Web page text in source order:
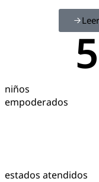
niños
empoderados
estados atendidos